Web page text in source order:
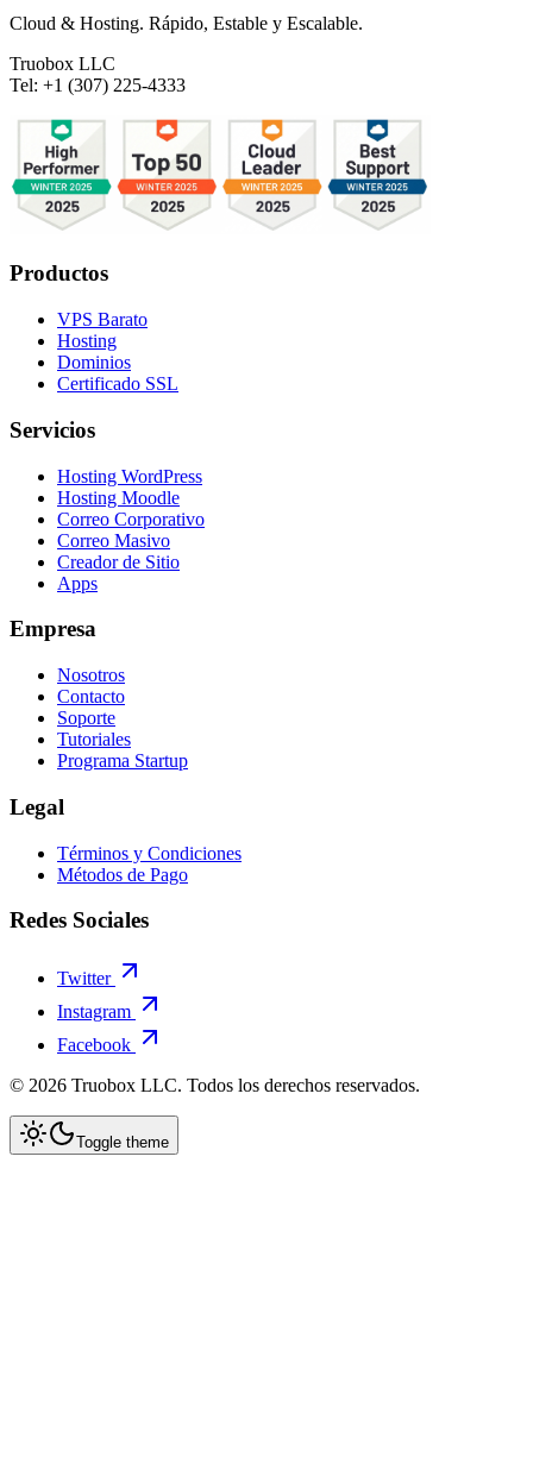
Cloud & Hosting. Rápido, Estable y Escalable.
Truobox LLC
Tel: +1 (307) 225-4333
Productos
VPS Barato
Hosting
Dominios
Certificado SSL
Servicios
Hosting WordPress
Hosting Moodle
Correo Corporativo
Correo Masivo
Creador de Sitio
Apps
Empresa
Nosotros
Contacto
Soporte
Tutoriales
Programa Startup
Legal
Términos y Condiciones
Métodos de Pago
Redes Sociales
Twitter
Instagram
Facebook
© 2026 Truobox LLC. Todos los derechos reservados.
Toggle theme